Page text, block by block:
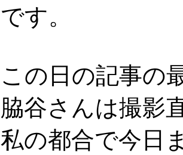
です。
この日の記事の
脇谷さんは撮影
私の都合で今日